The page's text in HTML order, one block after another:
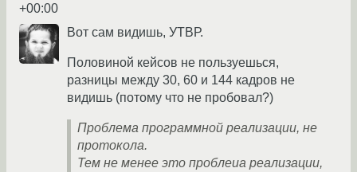
+00:00
Вот сам видишь, УТВР.
Половиной кейсов не пользуешься,
разницы между 30, 60 и 144 кадров не
видишь (потому что не пробовал?)
Проблема программной реализации, не
протокола.
Тем не менее это проблеиа реализации,